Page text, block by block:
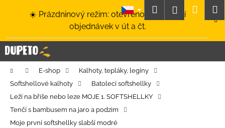
☀️ Prázdninový režim: otevřeno a odesílání
objednávek v út a čt.
HledatPřihlášení
Domů E-shop
Kalhoty, tepláky, legíny
Softshellové kalhoty
Batolecí softshellky
Leží na břiše nebo leze MOJE 1. SOFTSHELLKY
Tenčí s bambusem na jaro a podzim
Moje první softshellky slabší modré
í
k C
o
p
o
t
ř